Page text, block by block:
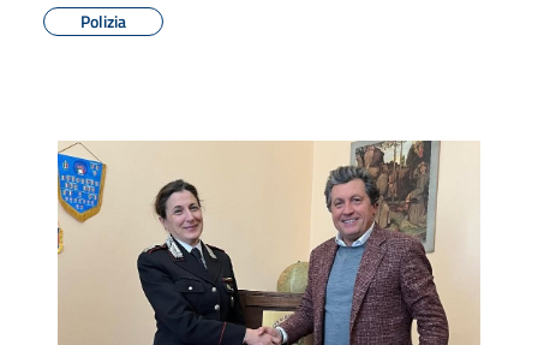
Polizia